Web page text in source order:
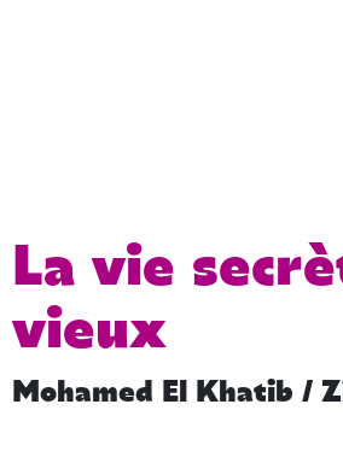
La vie
vieux
Mohamed El Khatib /